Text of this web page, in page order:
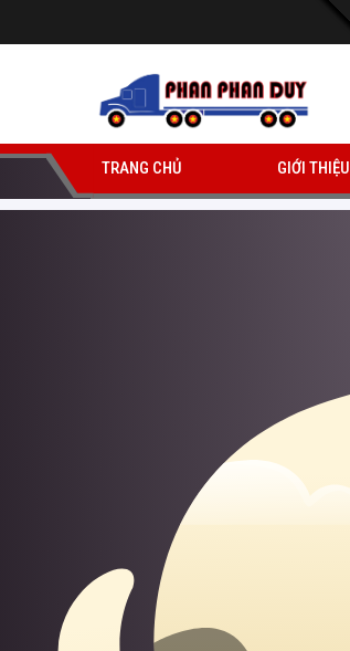
TRANG CHỦ GIỚI THIỆU